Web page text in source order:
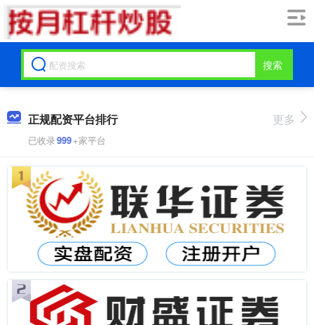
搜索
正规配资平台排行
已收录999+家平台
更多